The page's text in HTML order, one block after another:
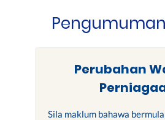
Perubahan
Sila maklum bahawa